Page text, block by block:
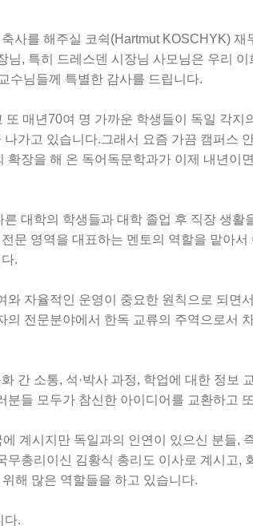
축사를 해주실 코쉭(Hartmut KOSCHYK) 재
님, 특히 드레스덴 시장님 사모님은 우리 이
교수님들께 특별한 감사를 드립니다.
또 매년70여 명 가까운 학생들이 독일 각지
나가고 있습니다.그래서 요즘 가끔 캠퍼스
확장을 해 온 독어독문학과가 이제 내년이면
른 대학의 학생들과 대학 졸업 후 직장 생활
전문 영역을 대표하는 멘토의 역할을 맡아서
.
와 자율적인 운영이 중요한 원칙으로 되면서
의 전문분야에서 한독 교류의 주역으로서
간 소통, 석 ·박사 과정, 학업에 대한 정보
분들 모두가 참신한 아이디어를 교환하고 또
계시지만 독일과의 인연이 있으신 분들,
무총리이신 김황식 총리도 이사로 계시고,
위해 많은 역할들을 하고 있습니다.
다.